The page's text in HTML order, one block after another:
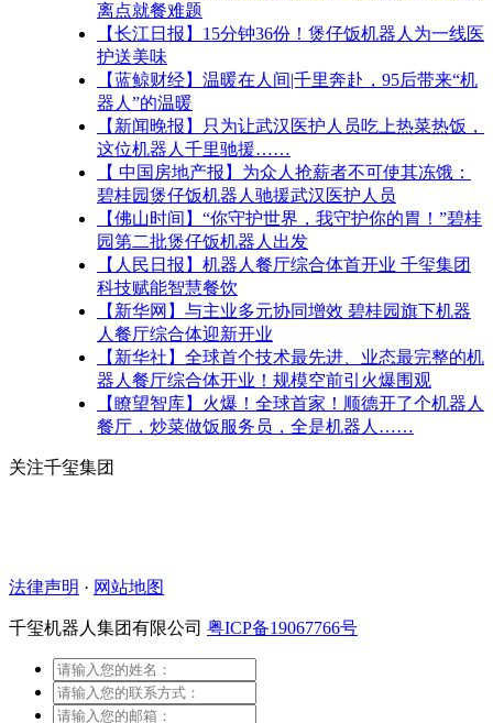
离点就餐难题
【长江日报】15分钟36份！煲仔饭机器人为一线医
护送美味
【蓝鲸财经】温暖在人间|千里奔赴，95后带来“机
器人”的温暖
【新闻晚报】只为让武汉医护人员吃上热菜热饭，
这位机器人千里驰援……
【 中国房地产报】为众人抢薪者不可使其冻饿：
碧桂园煲仔饭机器人驰援武汉医护人员
【佛山时间】“你守护世界，我守护你的胃！”碧桂
园第二批煲仔饭机器人出发
【人民日报】机器人餐厅综合体首开业 千玺集团
科技赋能智慧餐饮
【新华网】与主业多元协同增效 碧桂园旗下机器
人餐厅综合体迎新开业
【新华社】全球首个技术最先进、业态最完整的机
器人餐厅综合体开业！规模空前引火爆围观
【瞭望智库】火爆！全球首家！顺德开了个机器人
餐厅，炒菜做饭服务员，全是机器人……
关注千玺集团
法律声明 · 网站地图
千玺机器人集团有限公司 粤ICP备19067766号